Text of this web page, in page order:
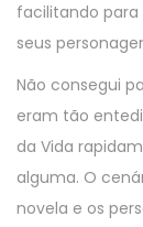
facilitando para
seus
Não consegui
eram tão
da Vida
alguma. O
novela e os